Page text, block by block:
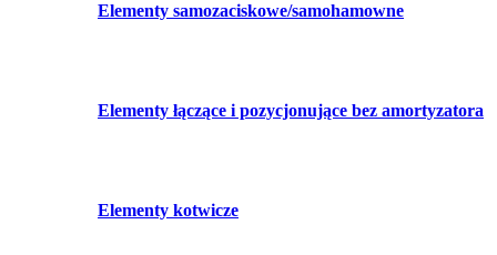
Elementy samozaciskowe/samohamowne
Elementy łączące i pozycjonujące bez amortyzatora
Elementy kotwicze